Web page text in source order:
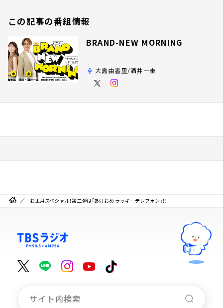
この記事の番組情報
BRAND-NEW MORNING
大島由香里/酒井一圭
お正月スペシャル！第二弾は「あけおめ ラッキーテレフォン」！！